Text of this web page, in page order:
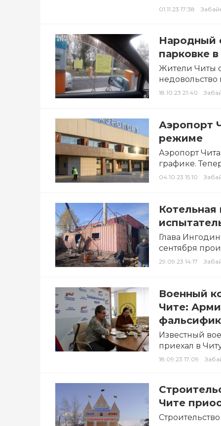
С этого…
01.11.23 17:38
Народный
парковке
Жители Читы
недовольство
утверждая,
18.10.23 21:40
Аэропорт
режиме
Аэропорт Чита
графике.
04.10.23 15:10
Котельная
Глава
сентября
во…
29.09.23 14:17
Военный
Чите:
Известный
приехал в
«Россия и
18.09.23 17:09
Чите